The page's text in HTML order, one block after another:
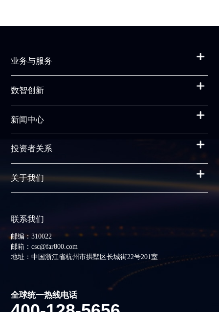
业务与服务
数智创新
新闻中心
投资者关系
关于我们
联系我们
邮编：310022
邮箱：csc@far800.com
地址：中国浙江省杭州市拱墅区长城街22号201室
全球统一热线电话